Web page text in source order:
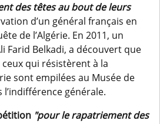
des têtes au bout de leurs
d’un général français en
de l’Algérie. En 2011, un
Farid Belkadi, a découvert que
qui résistèrent à la
sont empilées au Musée de
l’indifférence générale.
"pour le rapatriement des